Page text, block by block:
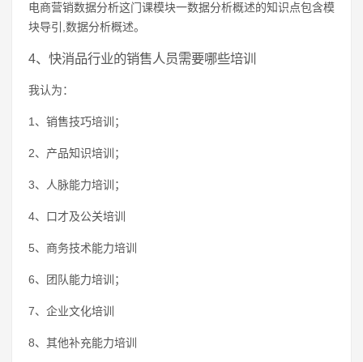
电商营销数据分析这门课模块一数据分析概述的知识点包含模
块导引,数据分析概述。
4、快消品行业的销售人员需要哪些培训
我认为：
1、销售技巧培训；
2、产品知识培训；
3、人脉能力培训；
4、口才及公关培训
5、商务技术能力培训
6、团队能力培训；
7、企业文化培训
8、其他补充能力培训